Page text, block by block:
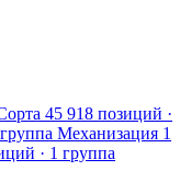
45 918 позиций ·
Механизация 1
· 1 группа